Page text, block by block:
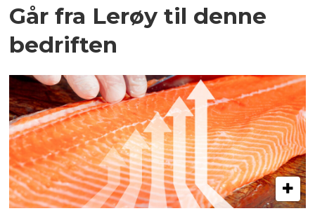
Går fra Lerøy til denne
bedriften